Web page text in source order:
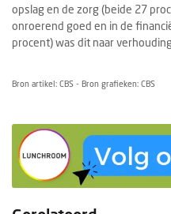
opslag en de zorg (beide 27
onroerend goed en in de
procent) was dit naar
Bron artikel: CBS - Bron grafieken: CBS